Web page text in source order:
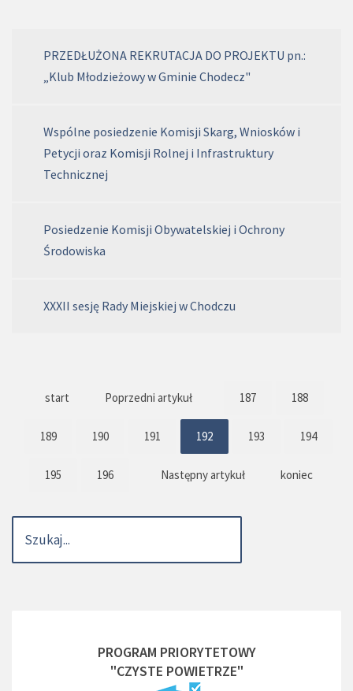
PRZEDŁUŻONA REKRUTACJA DO PROJEKTU pn.:
„Klub Młodzieżowy w Gminie Chodecz"
Wspólne posiedzenie Komisji Skarg, Wniosków i
Petycji oraz Komisji Rolnej i Infrastruktury
Technicznej
Posiedzenie Komisji Obywatelskiej i Ochrony
Środowiska
XXXII sesję Rady Miejskiej w Chodczu
start Poprzedni artykuł 187 188
189 190 191 192 193 194
195 196 Następny artykuł koniec
PROGRAM PRIORYTETOWY
"CZYSTE POWIETRZE"